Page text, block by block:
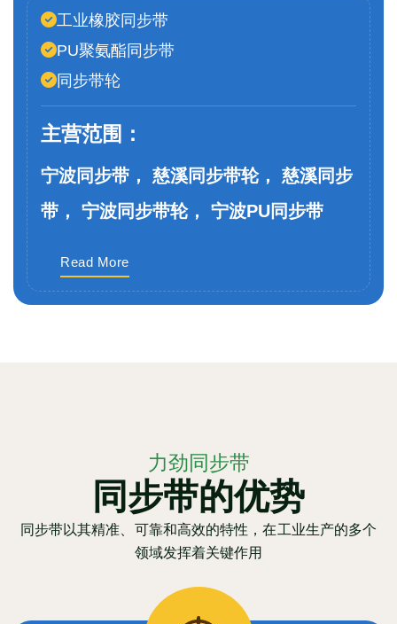
工业橡胶同步带
PU聚氨酯同步带
同步带轮
主营范围：
宁波同步带， 慈溪同步带轮， 慈溪同步
带， 宁波同步带轮， 宁波PU同步带
Read More
力劲同步带
同步带的优势
同步带以其精准、可靠和高效的特性，在工业生产的多个
领域发挥着关键作用